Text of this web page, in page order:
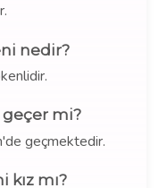
nedir?
mi?
geçmektedir.
mı?